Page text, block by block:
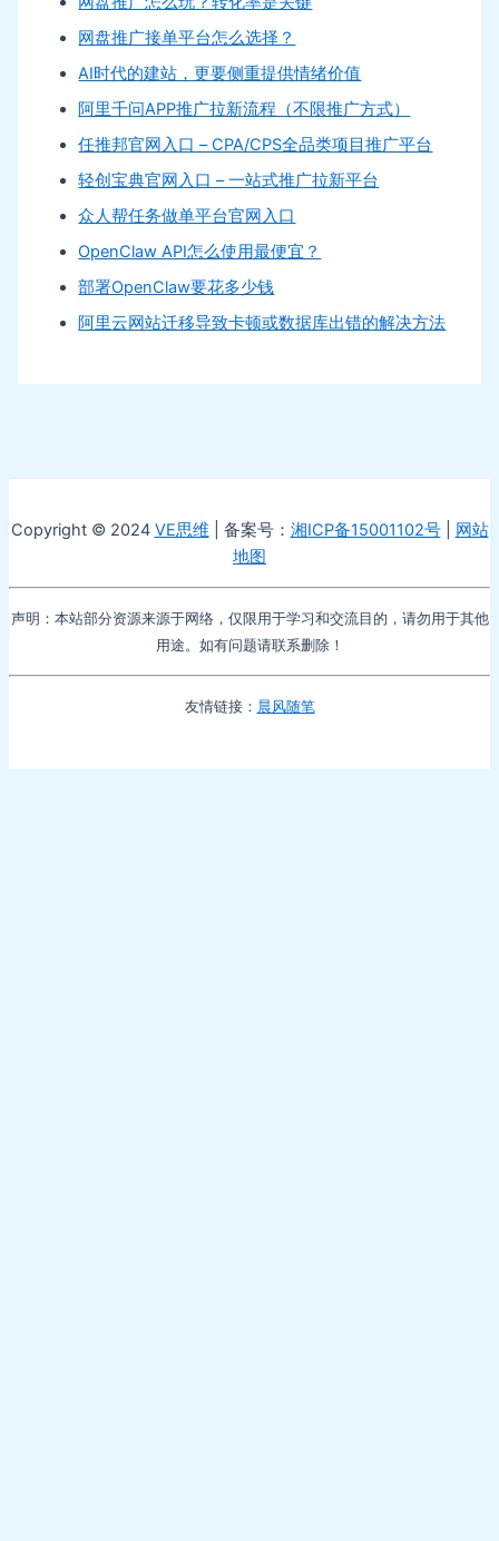
网盘推广接单平台怎么选择？
AI时代的建站，更要侧重提供情绪价值
阿里千问APP推广拉新流程（不限推广方式）
任推邦官网入口 – CPA/CPS全品类项目推广平台
轻创宝典官网入口 – 一站式推广拉新平台
众人帮任务做单平台官网入口
OpenClaw API怎么使用最便宜？
部署OpenClaw要花多少钱
阿里云网站迁移导致卡顿或数据库出错的解决方法
Copyright © 2024 VE思维 | 备案号： 湘ICP备15001102号| 网站
地图
声明：本站部分资源来源于网络，仅限用于学习和交流目的，请勿用于其他
用途。如有问题请联系删除！
友情链接： 晨风随笔